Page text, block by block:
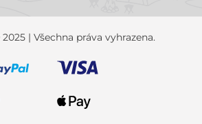
| Všechna práva vyhrazena.